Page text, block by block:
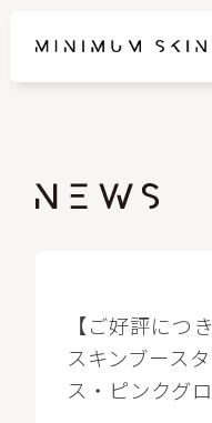
【ご好評につ
スキンブース
ス・ピンクグ
CAMPAIGN